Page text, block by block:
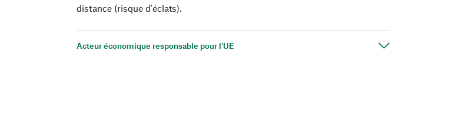
distance (risque d'éclats).
Acteur économique responsable pour l'UE